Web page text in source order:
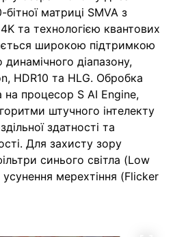
матриці SMVA з
та технологією квантових
широкою підтримкою
діапазону,
HDR10 та HLG. Обробка
процесор S AI Engine,
штучного інтелекту
здатності та
Для захисту зору
синього світла (Low
усунення мерехтіння (Flicker